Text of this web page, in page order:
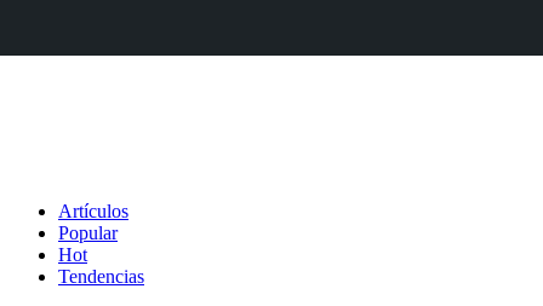
Artículos
Popular
Hot
Tendencias